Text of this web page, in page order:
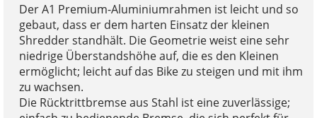
Der A1 Premium-Aluminiumrahmen ist leicht und so
gebaut, dass er dem harten Einsatz der kleinen
Shredder standhält. Die Geometrie weist eine sehr
niedrige Überstandshöhe auf, die es den Kleinen
ermöglicht; leicht auf das Bike zu steigen und mit ihm
zu wachsen.
Die Rücktrittbremse aus Stahl ist eine zuverlässige;